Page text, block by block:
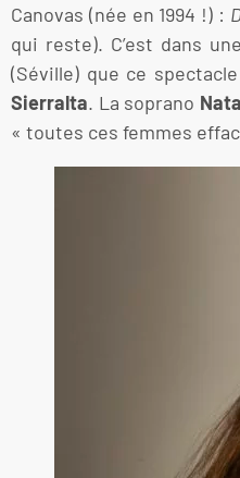
Canovas (née en 1994 !) :
qui reste). C’est dans
(Séville) que ce
Sierralta. La soprano
« toutes ces femmes